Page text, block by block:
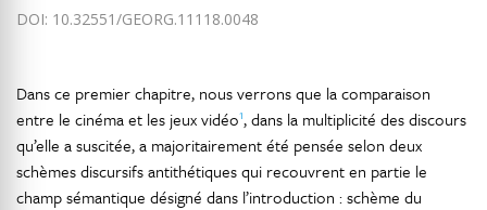
DOI: 10.32551/GEORG.11118.0048
Dans ce premier chapitre, nous verrons que la comparaison
entre le cinéma et les jeux vidéo1, dans la multiplicité des discours
qu’elle a suscitée, a majoritairement été pensée selon deux
schèmes discursifs antithétiques qui recouvrent en partie le
champ sémantique désigné dans l’introduction : schème du